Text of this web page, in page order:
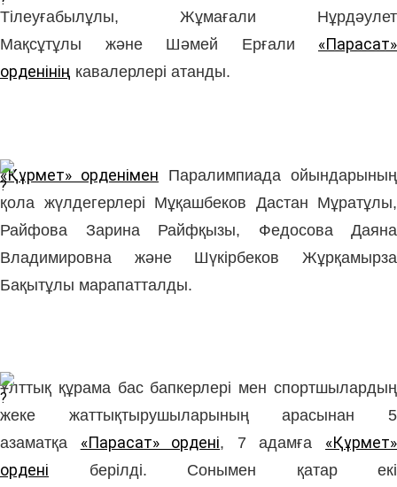
Тілеуғабылұлы, Жұмағали Нұрдәулет
Мақсұтұлы және Шәмей Ерғали
«Парасат»
орденінің кавалерлері атанды.
«Құрмет» орденімен Паралимпиада ойындарының
қола жүлдегерлері Мұқашбеков Дастан Мұратұлы,
Райфова Зарина Райфқызы, Федосова Даяна
Владимировна және Шүкірбеков Жұрқамырза
Бақытұлы марапатталды.
Ұлттық құрама бас бапкерлері мен спортшылардың
жеке жаттықтырушыларының арасынан 5
азаматқа
«Парасат» ордені, 7 адамға
«Құрмет»
ордені берілді. Сонымен қатар екі